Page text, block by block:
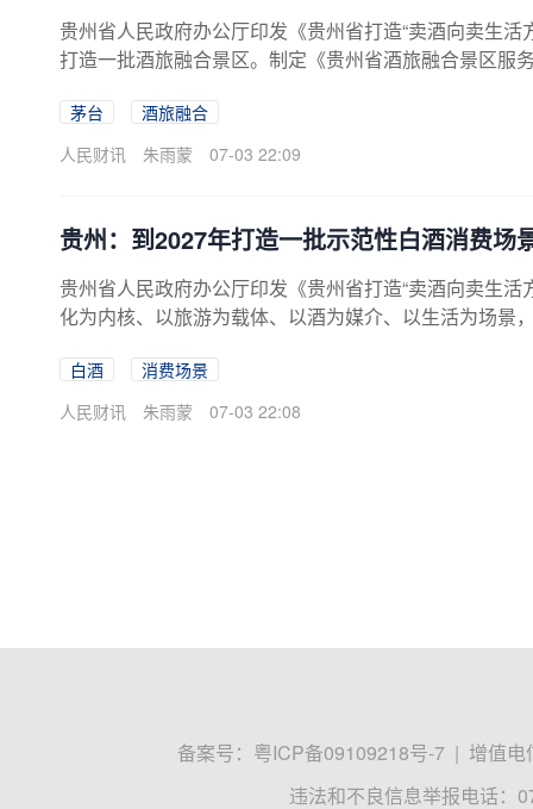
贵州省人民政府办公厅印发《贵州省打造“卖酒向卖生
打造一批酒旅融合景区。制定《贵州省酒旅融合景区服
哲学等，探索推出酒歌酒令、白酒勾调等互动项目和酒
家5A级旅游景区标准建设，打造成为酒旅融合标志性景
茅台
酒旅融合
人民财讯
朱雨蒙 07-03 22:09
贵州：到2027年打造一批示范性白酒消费场
贵州省人民政府办公厅印发《贵州省打造“卖酒向卖生
化为内核、以旅游为载体、以酒为媒介、以生活为场景
色酒馆，升级打造21个酒旅融合景区，白酒生活体验方
活方式”转变理念更加深入人心，成为行业共识和消费
白酒
消费场景
人民财讯
朱雨蒙 07-03 22:08
备案号： 粤ICP备09109218号-7 | 增值电
违法和不良信息举报电话：